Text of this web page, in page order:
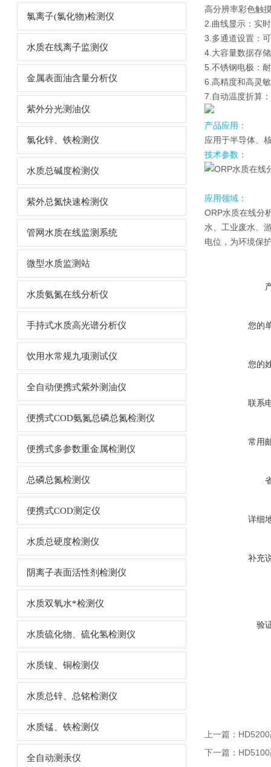
氯离子(氯化物)检测仪
水质在线离子监测仪
金属表面油含量分析仪
紫外分光测油仪
氯化锌、铁检测仪
水质总碱度检测仪
紫外总氮快速检测仪
管网水质在线监测系统
微型水质监测站
水质氨氮在线分析仪
手持式水质高光谱分析仪
饮用水常规九项测试仪
全自动便携式紫外测油仪
便携式COD氨氮总磷总氮检测仪
便携式多参数重金属检测仪
总磷总氮检测仪
便携式COD测定仪
水质总硬度检测仪
阴离子表面活性剂检测仪
水质双氧水*检测仪
水质硫化物、硫化氢检测仪
水质镍、铜检测仪
水质总锌、总铭检测仪
水质锰、铁检测仪
全自动测汞仪
高分辨率彩色触
2.曲线显示：实
3.多通道设置：
4.大容量数据存
5.不锈钢电极：
6.高精度和高灵
7.自动温度折算
产品应用：
应用于半导体、
技术参数：
应用领域：
ORP水质在线分
水、工业废水、
电位，为环境保
您的
您的
联系
常用
详细
补充
验
上一篇：
下一篇：